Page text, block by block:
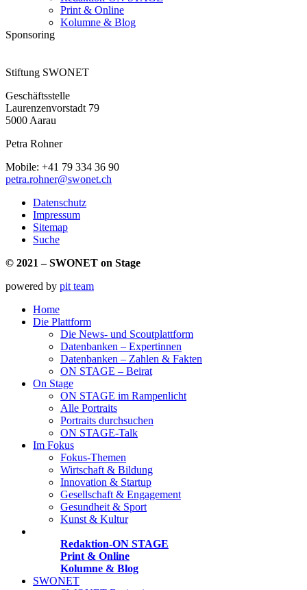
Print & Online
Kolumne & Blog
Sponsoring
Stiftung SWONET
Geschäftsstelle
Laurenzenvorstadt 79
5000 Aarau
Petra Rohner
Mobile: +41 79 334 36 90
petra.rohner@swonet.ch
Datenschutz
Impressum
Sitemap
Suche
© 2021 – SWONET on Stage
powered by pit team
Home
Die Plattform
Die News- und Scoutplattform
Datenbanken – Expertinnen
Datenbanken – Zahlen & Fakten
ON STAGE – Beirat
On Stage
ON STAGE im Rampenlicht
Alle Portraits
Portraits durchsuchen
ON STAGE-Talk
Im Fokus
Fokus-Themen
Wirtschaft & Bildung
Innovation & Startup
Gesellschaft & Engagement
Gesundheit & Sport
Kunst & Kultur
Redaktion-ON STAGE
Print & Online
Kolumne & Blog
SWONET